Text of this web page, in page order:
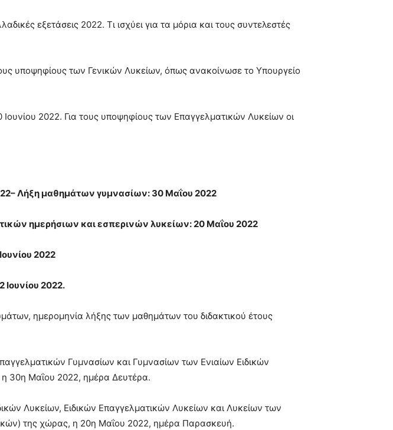
εξετάσεις 2022. Τι ισχύει για τα μόρια και τους συντελεστές
υποψηφίους των Γενικών Λυκείων, όπως ανακοίνωσε το Υπουργείο
2022. Για τους υποψηφίους των Επαγγελματικών Λυκείων οι
– Λήξη μαθημάτων γυμνασίων: 30 Μαΐου 2022
ημερήσιων και εσπερινών λυκείων: 20 Μαΐου 2022
2022
2022.
ημερομηνία λήξης των μαθημάτων του διδακτικού έτους
Γυμνασίων και Γυμνασίων των Ενιαίων Ειδικών
η 30η Μαΐου 2022, ημέρα Δευτέρα.
Λυκείων, Ειδικών Επαγγελματικών Λυκείων και Λυκείων των
της χώρας, η 20η Μαΐου 2022, ημέρα Παρασκευή.